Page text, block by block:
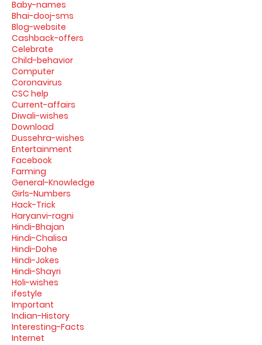
Baby-names
Bhai-dooj-sms
Blog-website
Cashback-offers
Celebrate
Child-behavior
Computer
Coronavirus
CSC help
Current-affairs
Diwali-wishes
Download
Dussehra-wishes
Entertainment
Facebook
Farming
General-Knowledge
Girls-Numbers
Hack-Trick
Haryanvi-ragni
Hindi-Bhajan
Hindi-Chalisa
Hindi-Dohe
Hindi-Jokes
Hindi-Shayri
Holi-wishes
ifestyle
Important
Indian-History
Interesting-Facts
Internet